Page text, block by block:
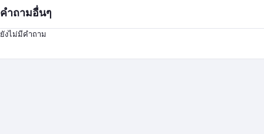
คำถามอื่นๆ
ยังไม่มีคำถาม